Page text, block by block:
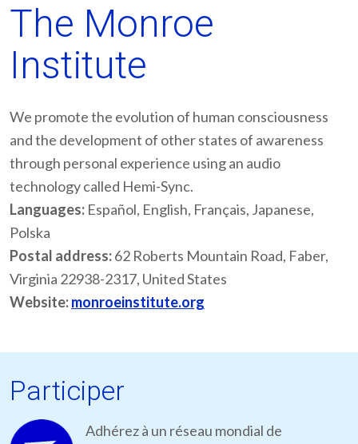
The Monroe
Institute
We promote the evolution of human consciousness
and the development of other states of awareness
through personal experience using an audio
technology called Hemi-Sync.
Languages: Español, English, Français, Japanese,
Polska
Postal address:62 Roberts Mountain Road, Faber,
Virginia 22938-2317, United States
Website:monroeinstitute.org
Participer
Adhérez à un réseau mondial de